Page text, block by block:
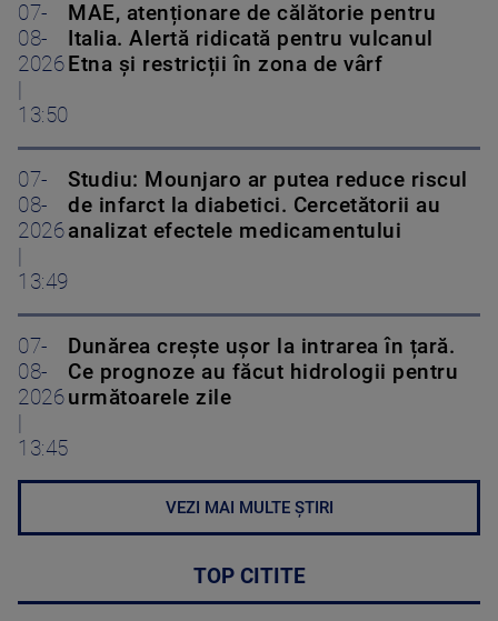
07-
08-
2026
13:50
MAE, atenționare de călătorie pentru
Italia. Alertă ridicată pentru vulcanul
Etna și restricții în zona de vârf
07-
08-
2026
13:49
Studiu: Mounjaro ar putea reduce riscul
de infarct la diabetici. Cercetătorii au
analizat efectele medicamentului
07-
08-
2026
13:45
Dunărea crește ușor la intrarea în țară.
Ce prognoze au făcut hidrologii pentru
următoarele zile
VEZI MAI MULTE ȘTIRI
TOP CITITE